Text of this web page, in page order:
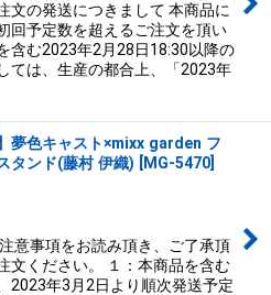
文の発送につきまして 本商品に
回予定数を超えるご注文を頂い
含む2023年2月28日18:30以降の
ては、生産の都合上、「2023年
夢色キャスト×mixx garden フ
タンド(藤村 伊織)
MG-5470
意事項をお読み頂き、ご了承頂
文ください。 １：本商品を含む
2023年3月2日より順次発送予定